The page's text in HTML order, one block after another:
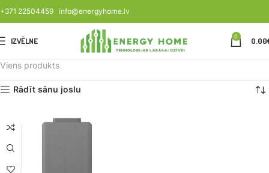
+371 22504459 info@energyhome.lv
IZVĒLNE 0 0.00
Viens produkts
Rādīt sānu joslu